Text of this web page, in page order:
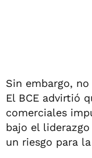
Sin embargo,
El BCE advirtió
comerciales
bajo el
un riesgo para